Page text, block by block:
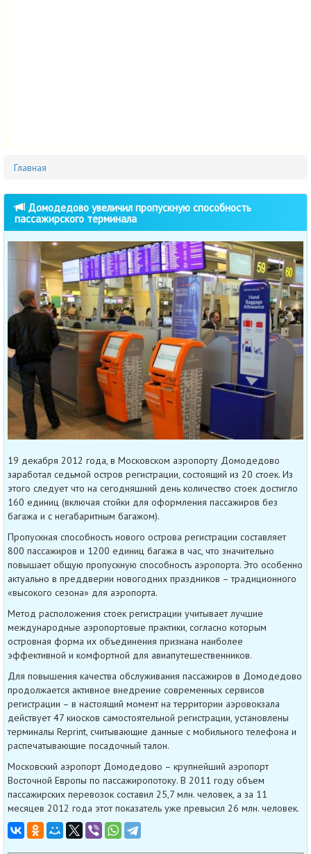
Главная
Домодедово увеличил пропускную способность
пассажирского терминала
19 декабря 2012 года, в Московском аэропорту Домодедово
заработал седьмой остров регистрации, состоящий из 20 стоек. Из
этого следует что на сегодняшний день количество стоек достигло
160 единиц (включая стойки для оформления пассажиров без
багажа и с негабаритным багажом).
Пропускная способность нового острова регистрации составляет
800 пассажиров и 1200 единиц багажа в час, что значительно
повышает общую пропускную способность аэропорта. Это особенно
актуально в преддверии новогодних праздников – традиционного
«высокого сезона» для аэропорта.
Метод расположения стоек регистрации учитывает лучшие
международные аэропортовые практики, согласно которым
островная форма их объединения признана наиболее
эффективной и комфортной для авиапутешественников.
Для повышения качества обслуживания пассажиров в Домодедово
продолжается активное внедрение современных сервисов
регистрации – в настоящий момент на территории аэровокзала
действует 47 киосков самостоятельной регистрации, установлены
терминалы Reprint, считывающие данные с мобильного телефона и
распечатывающие посадочный талон.
Московский аэропорт Домодедово – крупнейший аэропорт
Восточной Европы по пассажиропотоку. В 2011 году объем
пассажирских перевозок составил 25,7 млн. человек, а за 11
месяцев 2012 года этот показатель уже превысил 26 млн. человек.